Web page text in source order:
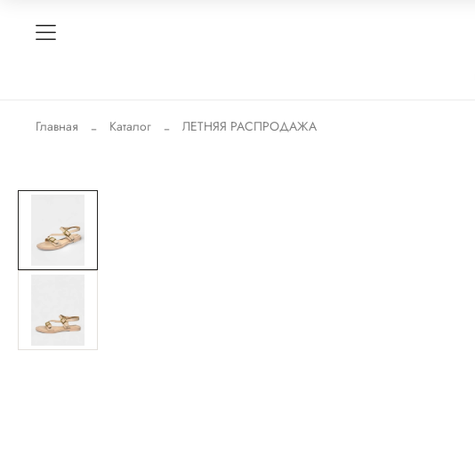
Главная Каталог ЛЕТНЯЯ РАСПРОДАЖА